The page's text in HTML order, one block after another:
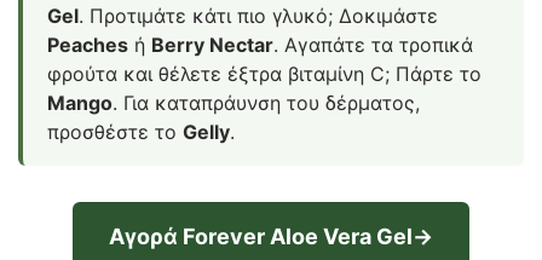
Gel. Προτιμάτε κάτι πιο γλυκό; Δοκιμάστε
Peaches ή Berry Nectar. Αγαπάτε τα τροπικά
φρούτα και θέλετε έξτρα βιταμίνη C; Πάρτε το
Mango. Για καταπράυνση του δέρματος,
προσθέστε το Gelly.
Αγορά Forever Aloe Vera Gel→